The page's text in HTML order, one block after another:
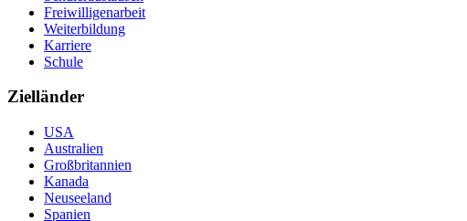
Freiwilligenarbeit
Weiterbildung
Karriere
Schule
Zielländer
USA
Australien
Großbritannien
Kanada
Neuseeland
Spanien